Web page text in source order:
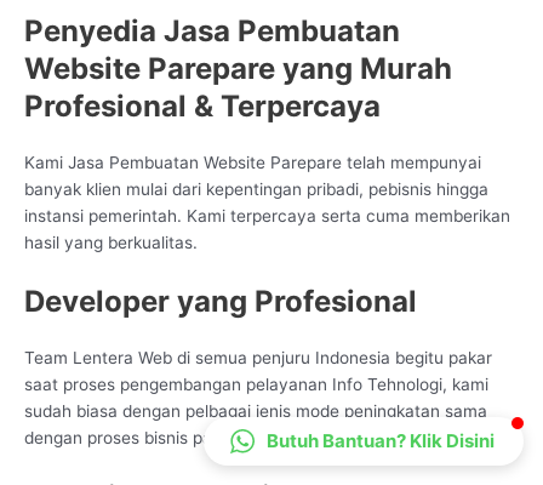
Penyedia Jasa Pembuatan
Website Parepare yang Murah
Profesional & Terpercaya
Kami Jasa Pembuatan Website Parepare telah mempunyai
banyak klien mulai dari kepentingan pribadi, pebisnis hingga
instansi pemerintah. Kami terpercaya serta cuma memberikan
hasil yang berkualitas.
Developer yang Profesional
Team Lentera Web di semua penjuru Indonesia begitu pakar
saat proses pengembangan pelayanan Info Tehnologi, kami
sudah biasa dengan pelbagai jenis mode peningkatan sama
dengan proses bisnis partner
Butuh Bantuan? Klik Disini